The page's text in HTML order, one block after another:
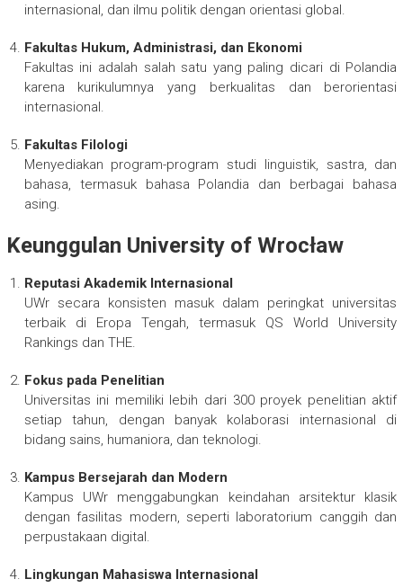
internasional, dan ilmu politik dengan orientasi global.
Fakultas Hukum, Administrasi, dan Ekonomi
Fakultas ini adalah salah satu yang paling dicari di Polandia
karena kurikulumnya yang berkualitas dan berorientasi
internasional.
Fakultas Filologi
Menyediakan program-program studi linguistik, sastra, dan
bahasa, termasuk bahasa Polandia dan berbagai bahasa
asing.
Keunggulan University of Wrocław
Reputasi Akademik Internasional
UWr secara konsisten masuk dalam peringkat universitas
terbaik di Eropa Tengah, termasuk QS World University
Rankings dan THE.
Fokus pada Penelitian
Universitas ini memiliki lebih dari 300 proyek penelitian aktif
setiap tahun, dengan banyak kolaborasi internasional di
bidang sains, humaniora, dan teknologi.
Kampus Bersejarah dan Modern
Kampus UWr menggabungkan keindahan arsitektur klasik
dengan fasilitas modern, seperti laboratorium canggih dan
perpustakaan digital.
Lingkungan Mahasiswa Internasional